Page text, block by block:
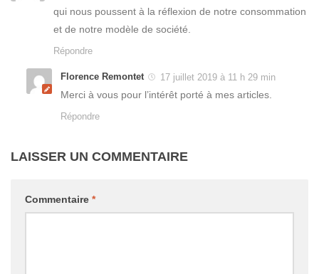
qui nous poussent à la réflexion de notre consommation
et de notre modèle de société.
Répondre
Florence Remontet 17 juillet 2019 à 11 h 29 min
Merci à vous pour l’intérêt porté à mes articles.
Répondre
LAISSER UN COMMENTAIRE
Commentaire *